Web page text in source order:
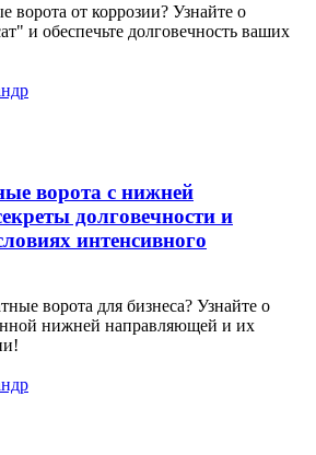
ворота от коррозии? Узнайте о
и обеспечьте долговечность ваших
ворота с нижней
долговечности и
интенсивного
ворота для бизнеса? Узнайте о
нижней направляющей и их